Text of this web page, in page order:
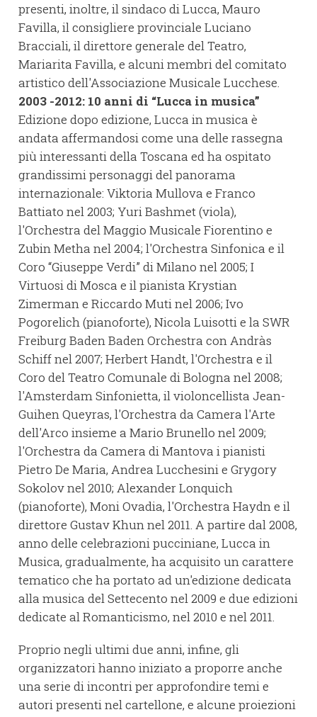
presenti, inoltre, il sindaco di Lucca, Mauro
Favilla, il consigliere provinciale Luciano
Bracciali, il direttore generale del Teatro,
Mariarita Favilla, e alcuni membri del comitato
artistico dell'Associazione Musicale Lucchese.
2003 -2012: 10 anni di “Lucca in musica”
Edizione dopo edizione, Lucca in musica è
andata affermandosi come una delle rassegna
più interessanti della Toscana ed ha ospitato
grandissimi personaggi del panorama
internazionale: Viktoria Mullova e Franco
Battiato nel 2003; Yuri Bashmet (viola),
l'Orchestra del Maggio Musicale Fiorentino e
Zubin Metha nel 2004; l'Orchestra Sinfonica e il
Coro “Giuseppe Verdi” di Milano nel 2005; I
Virtuosi di Mosca e il pianista Krystian
Zimerman e Riccardo Muti nel 2006; Ivo
Pogorelich (pianoforte), Nicola Luisotti e la SWR
Freiburg Baden Baden Orchestra con Andràs
Schiff nel 2007; Herbert Handt, l'Orchestra e il
Coro del Teatro Comunale di Bologna nel 2008;
l'Amsterdam Sinfonietta, il violoncellista Jean-
Guihen Queyras, l'Orchestra da Camera l'Arte
dell'Arco insieme a Mario Brunello nel 2009;
l'Orchestra da Camera di Mantova i pianisti
Pietro De Maria, Andrea Lucchesini e Grygory
Sokolov nel 2010; Alexander Lonquich
(pianoforte), Moni Ovadia, l'Orchestra Haydn e il
direttore Gustav Khun nel 2011. A partire dal 2008,
anno delle celebrazioni pucciniane, Lucca in
Musica, gradualmente, ha acquisito un carattere
tematico che ha portato ad un'edizione dedicata
alla musica del Settecento nel 2009 e due edizioni
dedicate al Romanticismo, nel 2010 e nel 2011.
Proprio negli ultimi due anni, infine, gli
organizzatori hanno iniziato a proporre anche
una serie di incontri per approfondire temi e
autori presenti nel cartellone, e alcune proiezioni